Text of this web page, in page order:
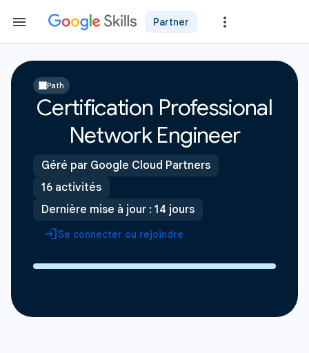
Partner
Path
Certification Professional
Network Engineer
Géré par Google Cloud Partners
16 activités
Dernière mise à jour : 14 jours
Se connecter ou rejoindre